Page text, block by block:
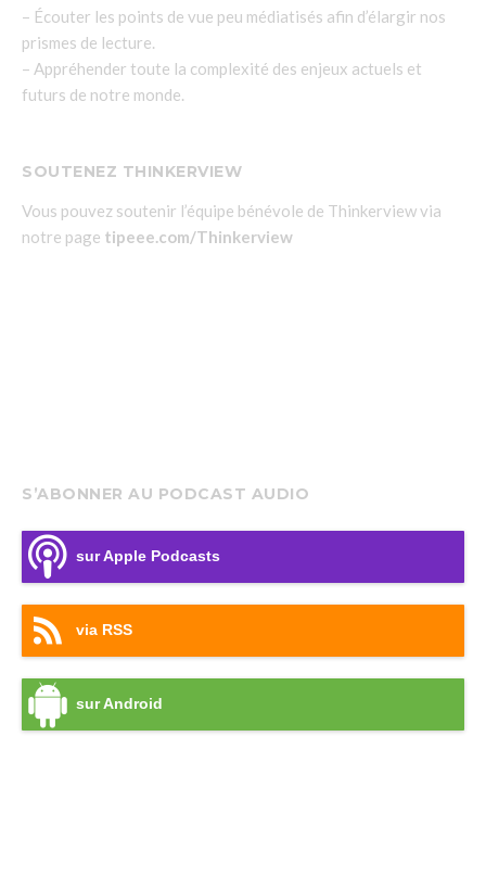
– Écouter les points de vue peu médiatisés afin d’élargir nos
prismes de lecture.
– Appréhender toute la complexité des enjeux actuels et
futurs de notre monde.
SOUTENEZ THINKERVIEW
Vous pouvez soutenir l’équipe bénévole de Thinkerview via
notre page tipeee.com/Thinkerview
S’ABONNER AU PODCAST AUDIO
sur Apple Podcasts
via RSS
sur Android